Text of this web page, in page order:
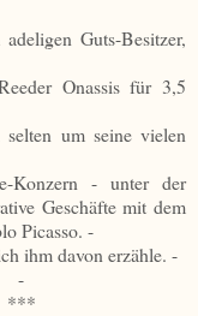
Guts-Besitzer,
Onassis für 3,5
selten um seine vielen
Konzern - unter der
Geschäfte mit dem
Picasso. -
ihm davon erzähle. -